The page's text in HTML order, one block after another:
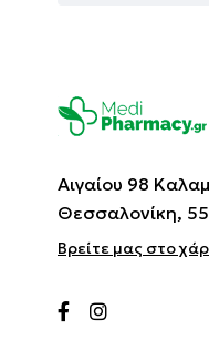
Αιγαίου 98
Θεσσαλονίκη,
Βρείτε μας στο